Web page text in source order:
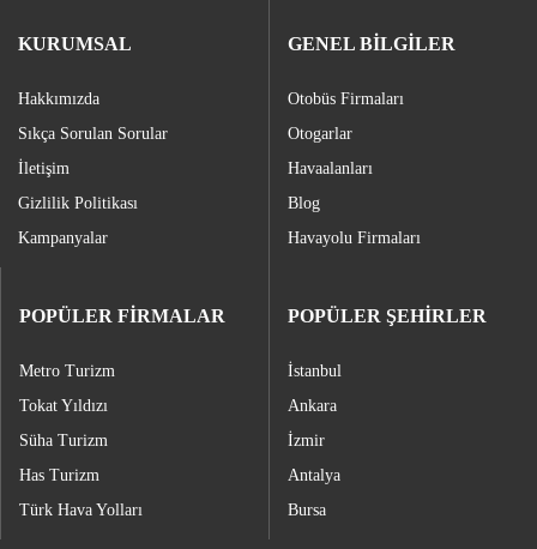
KURUMSAL
Hakkımızda
Sıkça Sorulan Sorular
İletişim
Gizlilik Politikası
Kampanyalar
GENEL BİLGİLER
Otobüs Firmaları
Otogarlar
Havaalanları
Blog
Havayolu Firmaları
POPÜLER FİRMALAR
Metro Turizm
Tokat Yıldızı
Süha Turizm
Has Turizm
Türk Hava Yolları
POPÜLER ŞEHİRLER
İstanbul
Ankara
İzmir
Antalya
Bursa